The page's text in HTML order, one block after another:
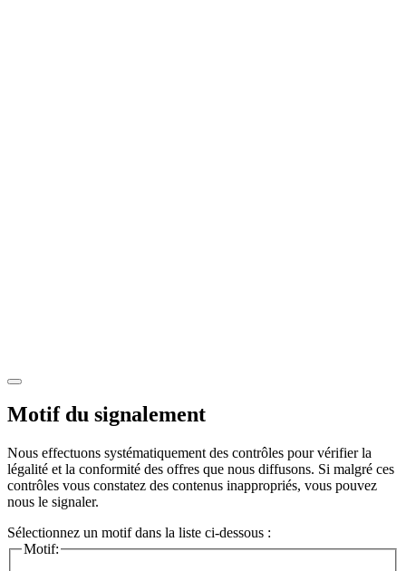
Motif du signalement
Nous effectuons systématiquement des contrôles pour vérifier la
légalité et la conformité des offres que nous diffusons. Si malgré ces
contrôles vous constatez des contenus inappropriés, vous pouvez
nous le signaler.
Sélectionnez un motif dans la liste ci-dessous :
Motif: